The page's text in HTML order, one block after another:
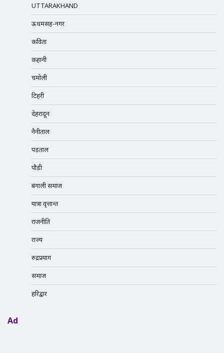
UTTARAKHAND
ऊधमसिंह-नगर
कविता
कहानी
चमोली
टिहरी
देहरादून
नैनीताल
पड़ताल
पौड़ी
बंगाली समाज
यात्रा वृत्तान्त
राजनीति
राज्य
रुद्रप्रयाग
समाज
हरिद्वार
Ad